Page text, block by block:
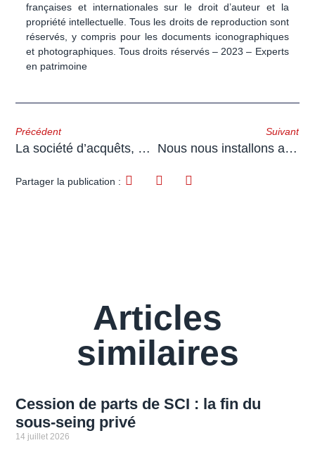
françaises et internationales sur le droit d’auteur et la
propriété intellectuelle. Tous les droits de reproduction sont
réservés, y compris pour les documents iconographiques
et photographiques. Tous droits réservés – 2023 – Experts
en patrimoine
Précédent
La société d’acquêts, une touche de communauté dans un monde de… séparation de biens
Suivant
Nous nous installons au Trocadero !
Partager la publication :
Articles
similaires
Cession de parts de SCI : la fin du
sous-seing privé
14 juillet 2026